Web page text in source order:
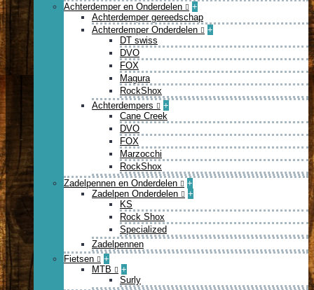
Achterdemper en Onderdelen
+
Achterdemper gereedschap
Achterdemper Onderdelen
+
DT swiss
DVO
FOX
Magura
RockShox
Achterdempers
+
Cane Creek
DVO
FOX
Marzocchi
RockShox
Zadelpennen en Onderdelen
+
Zadelpen Onderdelen
+
KS
Rock Shox
Specialized
Zadelpennen
Fietsen
+
MTB
+
Surly